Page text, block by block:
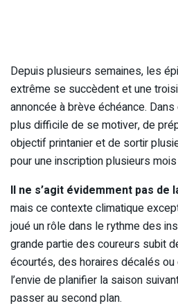
Depuis plusieurs semaines, les
extrême se succèdent et une
annoncée à brève échéance.
plus difficile de se motiver, de
objectif printanier et de sortir
pour une inscription plusieurs mois
Il ne s’agit évidemment pas de
mais ce contexte climatique
joué un rôle dans le rythme des
grande partie des coureurs subit
écourtés, des horaires décalés
l’envie de planifier la saison
passer au second plan.